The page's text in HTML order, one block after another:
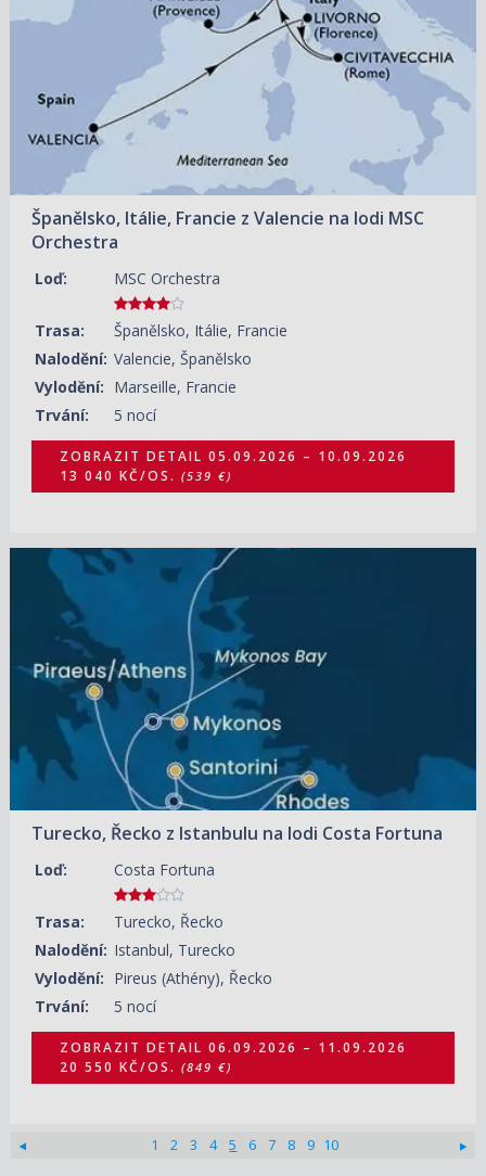
Španělsko, Itálie, Francie z Valencie na lodi MSC
Orchestra
Loď: MSC Orchestra
Trasa:
Španělsko, Itálie, Francie
Nalodění: Valencie, Španělsko
Vylodění: Marseille, Francie
Trvání:
5 nocí
ZOBRAZIT DETAIL 05.09.2026 – 10.09.2026
13 040 KČ/OS. (539 €)
Turecko, Řecko z Istanbulu na lodi Costa Fortuna
Loď: Costa Fortuna
Trasa:
Turecko, Řecko
Nalodění: Istanbul, Turecko
Vylodění: Pireus (Athény), Řecko
Trvání:
5 nocí
06.09.2026 – 11.09.2026
ZOBRAZIT DETAIL 06.09.2026 – 11.09.2026
20 550 KČ/OS. (849 €)
1 2 3 4 5 6 7 8 9 10